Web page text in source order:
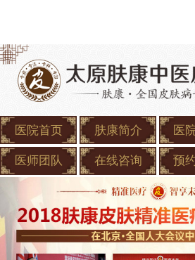
医院首页 肤康简介 医
医师团队 在线咨询 预